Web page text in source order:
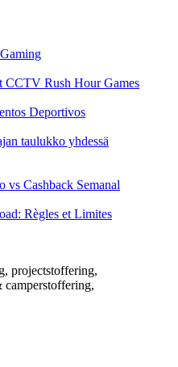
CCTV Rush Hour Games
Deportivos
taulukko yhdessä
vs Cashback Semanal
Règles et Limites
projectstoffering,
camperstoffering,